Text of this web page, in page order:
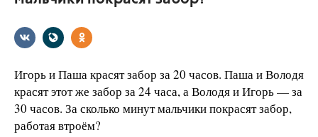
Игорь и Паша красят забор за 20 часов. Паша и Володя
красят этот же забор за 24 часа, а Володя и Игорь — за
30 часов. За сколько минут мальчики покрасят забор,
работая втроём?